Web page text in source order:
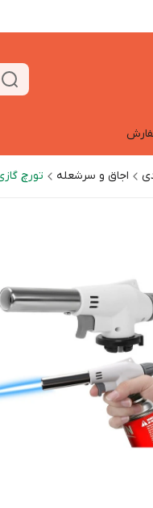
اجاق و سرشعله تورچ